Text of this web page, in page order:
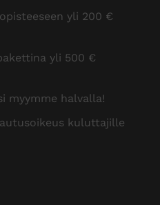
yli 200 €
yli 500 €
myymme halvalla!
kuluttajille